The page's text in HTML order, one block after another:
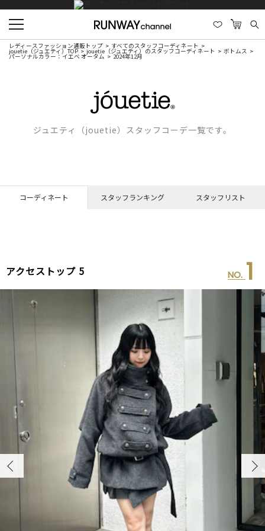
レディースファッション通販トップ すべてのスタッフコーディネート
jouetie（ジュエティ）TOP jouetie（ジュエティ）のスタッフコーディネート ボトムス
パーソナルカラー：イエベ オータム 2024年12月
ジュエティ（jouetie）スタッフコーデ一覧です。
コーディネート スタッフランキング スタッフリスト
アクセストップ 5
1